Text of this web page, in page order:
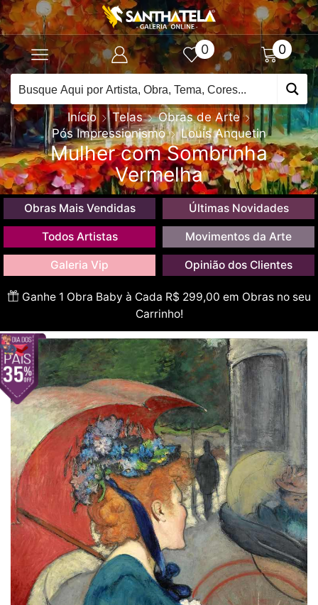
0 0
Início Telas
Obras de Arte
Pós Impressionismo
Louis Anquetin
Mulher com Sombrinha
Vermelha
Obras Mais Vendidas Últimas Novidades
Todos Artistas Movimentos da Arte
Galeria Vip Opinião dos Clientes
Ganhe 1 Obra Baby à Cada R$ 299,00 em Obras no seu
Carrinho!